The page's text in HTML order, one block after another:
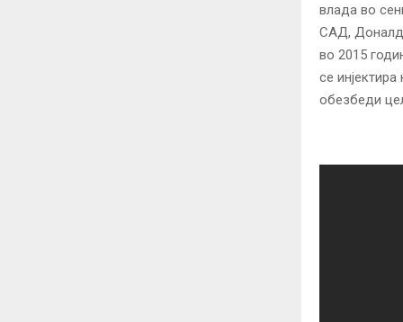
влада во
САД, Доналд
во 2015
се
обезбеди